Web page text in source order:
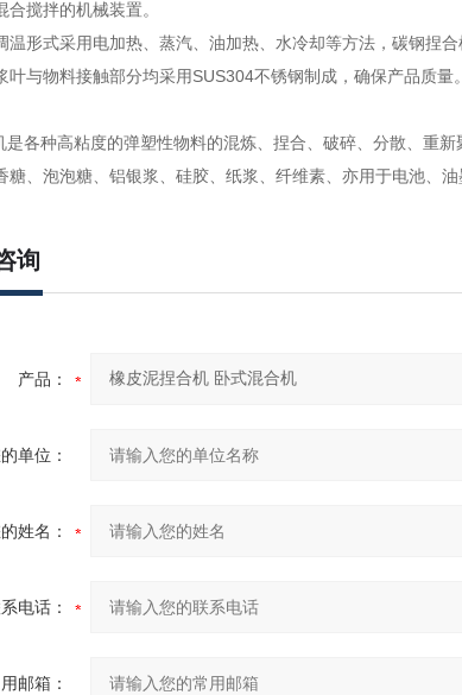
合搅拌的机械装置。
温形式采用电加热、蒸汽、油加热、水冷却等方法，碳钢捏
叶与物料接触部分均采用SUS304不锈钢制成，确保产品质量。
各种高粘度的弹塑性物料的混炼、捏合、破碎、分散、重
糖、泡泡糖、铝银浆、硅胶、纸浆、纤维素、亦用于电池、
询
产品：
单位：
姓名：
电话：
邮箱：